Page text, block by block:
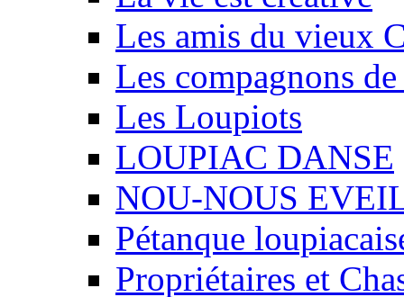
Les amis du vieux
Les compagnons
Les Loupiots
LOUPIAC DANSE
NOU-NOUS
Pétanque
Propriétaires et